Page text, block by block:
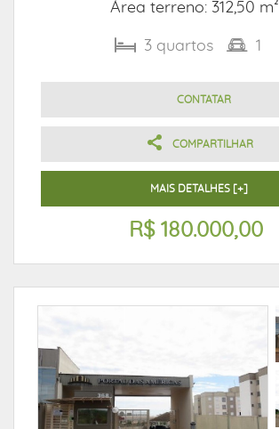
Área terreno: 312,50 m²
3 quartos 1
CONTATAR
COMPARTILHAR
MAIS DETALHES [+]
R$ 180.000,00